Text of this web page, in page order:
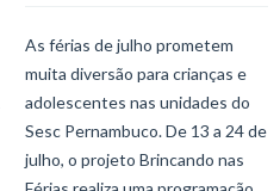
As férias de julho prometem
muita diversão para crianças e
adolescentes nas unidades do
Sesc Pernambuco. De 13 a 24 de
julho, o projeto Brincando nas